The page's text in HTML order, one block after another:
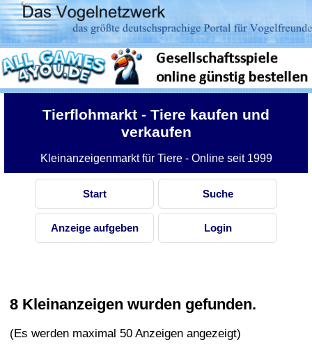
Tierflohmarkt - Tiere kaufen und
verkaufen
Kleinanzeigenmarkt für Tiere - Online seit 1999
Start Suche
Anzeige aufgeben Login
8 Kleinanzeigen wurden gefunden.
(Es werden maximal 50 Anzeigen angezeigt)